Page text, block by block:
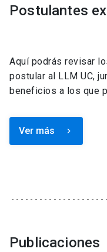
Postulantes
Aquí podrás revisar
postular al LLM UC,
beneficios a los que
Ver más keyboard_arrow_right
Publicaciones